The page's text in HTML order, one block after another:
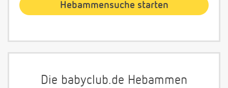
Die babyclub.de Hebammen